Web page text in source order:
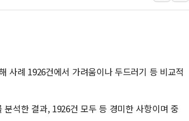
구미 폐염산처리업체서 불 2시간
사례 1926건에서 가려움이나 두드러기 등 비교적
석한 결과, 1926건 모두 등 경미한 사항이며 중